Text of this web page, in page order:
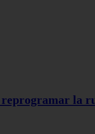
la